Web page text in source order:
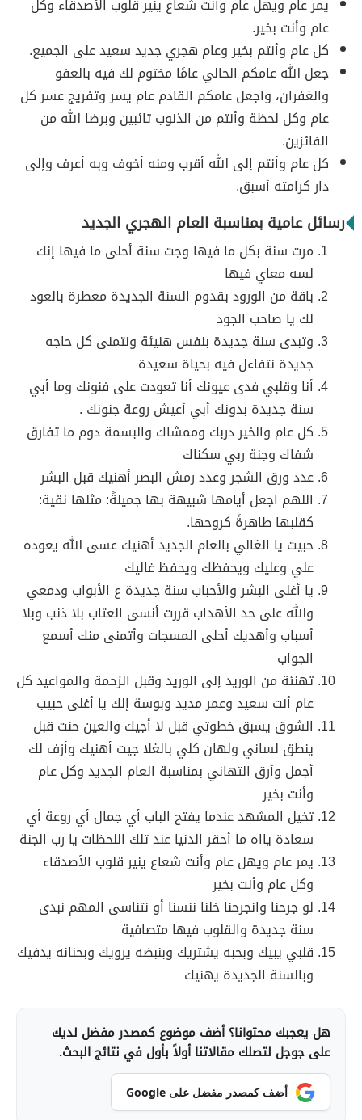
يمر عام ويهل عام وأنت شعاع ينير قلوب الأصدقاء وكل
عام وأنت بخير.
كل عام وأنتم بخير وعام هجري جديد سعيد على الجميع.
جعل الله عامكم الحالي عامًا مختوم لك فيه بالعفو
والغفران، واجعل عامكم القادم عام يسر وتفريج عسر كل
عام وكل لحظة وأنتم من الذنوب تائبين وبرضا الله من
الفائزين.
كل عام وأنتم إلى الله أقرب ومنه أخوف وبه أعرف وإلى
دار كرامته أسبق.
رسائل عامية بمناسبة العام الهجري الجديد
مرت سنة بكل ما فيها وجت سنة أحلى ما فيها إنك
لسه معاي فيها
باقة من الورود بقدوم السنة الجديدة معطرة بالعود
لك يا صاحب الجود
وتبدى سنة جديدة بنفس هنيئة ونتمنى كل حاجه
جديدة نتفاءل فيه بحياة سعيدة
أنا وقلبي فدى عيونك أنا تعودت على فنونك وما أبي
سنة جديدة بدونك أبي أعيش روعة جنونك .
كل عام والخير دربك وممشاك والبسمة دوم ما تفارق
شفاك وجنة ربي سكناك
عدد ورق الشجر وعدد رمش البصر أهنيك قبل البشر
اللهم اجعل أيامها شبيهة بها جميلةً: مثلها نقية:
كقلبها طاهرةً كروحها.
حبيت يا الغالي بالعام الجديد أهنيك عسى الله يعوده
علي وعليك ويحفظك ويحفظ غاليك
يا أغلى البشر والأحباب سنة جديدة ع الأبواب ودمعي
والله على حد الأهداب قررت أنسى العتاب بلا ذنب وبلا
أسباب وأهديك أحلى المسجات وأتمنى منك أسمع
الجواب
تهنئة من الوريد إلى الوريد وقبل الزحمة والمواعيد كل
عام أنت سعيد وعمر مديد وبوسة إلك يا أغلى حبيب
الشوق يسبق خطوتي قبل لا أجيك والعين حنت قبل
ينطق لساني ولهان كلي بالغلا جيت أهنيك وأزف لك
أجمل وأرق التهاني بمناسبة العام الجديد وكل عام
وأنت بخير
تخيل المشهد عندما يفتح الباب أي جمال أي روعة أي
سعادة يااه ما أحقر الدنيا عند تلك اللحظات يا رب الجنة
يمر عام ويهل عام وأنت شعاع ينير قلوب الأصدقاء
وكل عام وأنت بخير
لو جرحنا وانجرحنا خلنا ننسنا أو نتناسى المهم نبدى
سنة جديدة والقلوب فيها متصافية
قلبي يبيك وبحبه يشتريك وبنبضه يرويك وبحنانه يدفيك
وبالسنة الجديدة يهنيك
هل يعجبك محتوانا؟ أضف موضوع كمصدر مفضل لديك
على جوجل لتصلك مقالاتنا أولاً بأول في نتائج البحث.
أضف كمصدر مفضل على Google